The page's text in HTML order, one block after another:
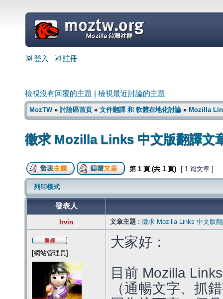
=
登入 註冊
檢視沒有回覆的主題 檢視最近討論的主題
MozTW» 討論區首頁 » 文件翻譯 和 軟體在地化討論 » Mozilla
徵求 Mozilla Links 中文版翻譯文
第 1 頁 (共 1 頁) [ 1 篇文章 ]
列印模式
發表人
Irvin 文章主題 : 徵求 Mozilla Links 中文版
[網站管理員]
大家好：
目前 Mozilla
（通暢文字、抓